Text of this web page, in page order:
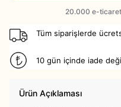
Tüm siparişlerde
10 gün içinde iade
Ürün Açıklaması